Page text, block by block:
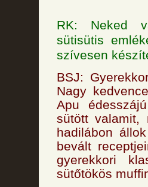
RK: Neked
sütisütis
szívesen
BSJ:
Nagy
Apu
sütött valamit,
hadilábon
bevált
gyerekkori
sütőtökös